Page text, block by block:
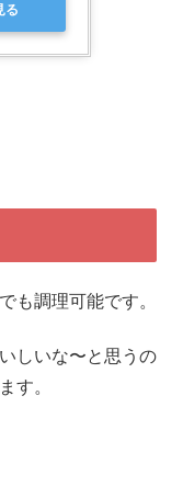
る
も調理可能です。
しいな〜と思うの
す。